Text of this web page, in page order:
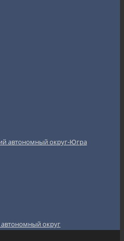
автономный округ-Югра
округ